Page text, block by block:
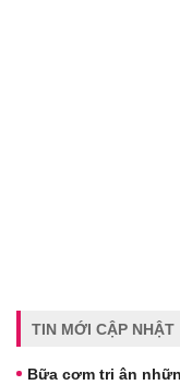
TIN MỚI CẬP NHẬT
Bữa cơm tri ân